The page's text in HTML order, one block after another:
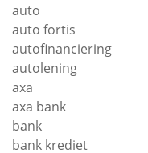
auto
auto fortis
autofinanciering
autolening
axa
axa bank
bank
bank krediet